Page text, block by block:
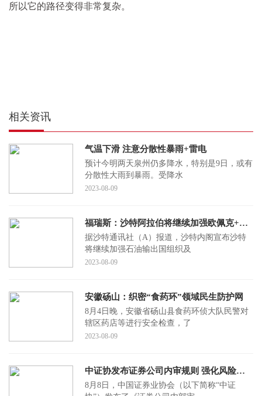
所以它的路径变得非常复杂。
相关资讯
气温下滑 注意分散性暴雨+雷电
预计今明两天泉州仍多降水，特别是9日，或有
分散性大雨到暴雨。受降水
2023-08-09
福瑞斯：沙特阿拉伯将继续加强欧佩克+预防性努力以支持市场稳定
据沙特通讯社（A）报道，沙特内阁宣布沙特
将继续加强石油输出国组织及
2023-08-09
安徽砀山：织密“食药环”领域民生防护网
8月4日晚，安徽省砀山县食药环侦大队民警对
辖区药店等进行安全检查，了
2023-08-09
中证协发布证券公司内审规则 强化风险防范能力
8月8日，中国证券业协会（以下简称“中证